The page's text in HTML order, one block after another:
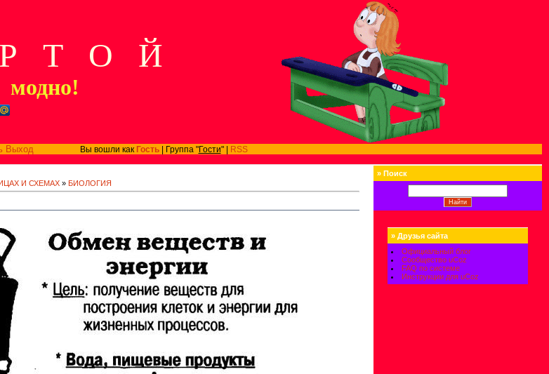
Т О Й
ВыходВы вошли как Гость| Группа "Гости" |
RSS
И СХЕМАХ » БИОЛОГИЯ
» Поиск
» Друзья сайта
Официальный блог
Сообщество uCoz
FAQ по системе
Инструкции для uCoz